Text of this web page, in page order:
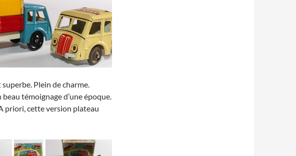
Plein de charme.
témoignage d’une époque.
priori, cette version plateau